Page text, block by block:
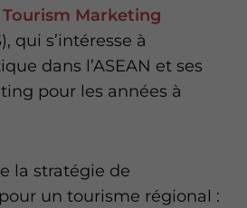
Tourism Marketing
qui s’intéresse à
dans l’ASEAN et ses
pour les années à
la stratégie de
un tourisme régional :